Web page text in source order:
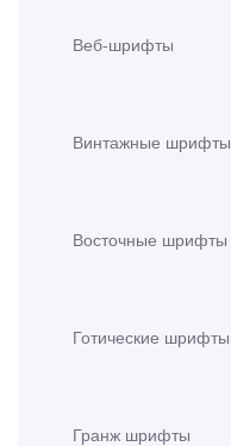
Веб-шрифты
Винтажные шрифты
Восточные шрифты
Готические шрифты
Гранж шрифты